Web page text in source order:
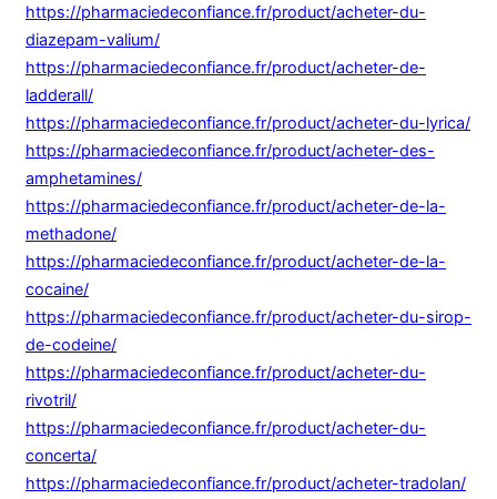
https://pharmaciedeconfiance.fr/product/acheter-du-
diazepam-valium/
https://pharmaciedeconfiance.fr/product/acheter-de-
ladderall/
https://pharmaciedeconfiance.fr/product/acheter-du-lyrica/
https://pharmaciedeconfiance.fr/product/acheter-des-
amphetamines/
https://pharmaciedeconfiance.fr/product/acheter-de-la-
methadone/
https://pharmaciedeconfiance.fr/product/acheter-de-la-
cocaine/
https://pharmaciedeconfiance.fr/product/acheter-du-sirop-
de-codeine/
https://pharmaciedeconfiance.fr/product/acheter-du-
rivotril/
https://pharmaciedeconfiance.fr/product/acheter-du-
concerta/
https://pharmaciedeconfiance.fr/product/acheter-tradolan/